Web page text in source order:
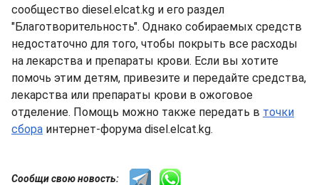
сообщество diesel.elcat.kg и его раздел
"Благотворительность". Однако собираемых средств
недостаточно для того, чтобы покрыть все расходы
на лекарства и препараты крови. Если вы хотите
помочь этим детям, привезите и передайте средства,
лекарства или препараты крови в ожоговое
отделение. Помощь можно также передать в точки
сбора интернет-форума disel.elcat.kg.
Сообщи свою новость: